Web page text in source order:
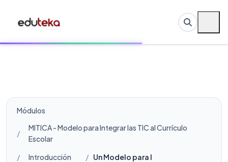
Módulos
MITICA - Modelo para Integrar las TIC al Currículo
Escolar
Introducción
Un Modelo para Integrar TIC en el